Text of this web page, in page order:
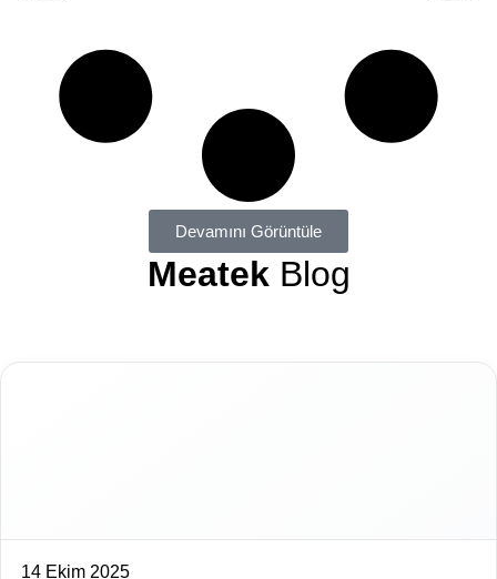
Devamını Görüntüle
Meatek Blog
14 Ekim 2025